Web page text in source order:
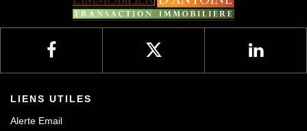
LIENS UTILES
Alerte Email